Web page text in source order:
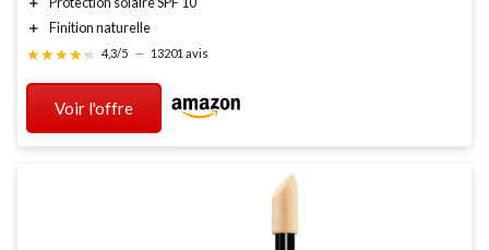
＋
Finition naturelle
★★★★★
★★★★★ 4,3/5 — 13201 avis
Voir l'offre